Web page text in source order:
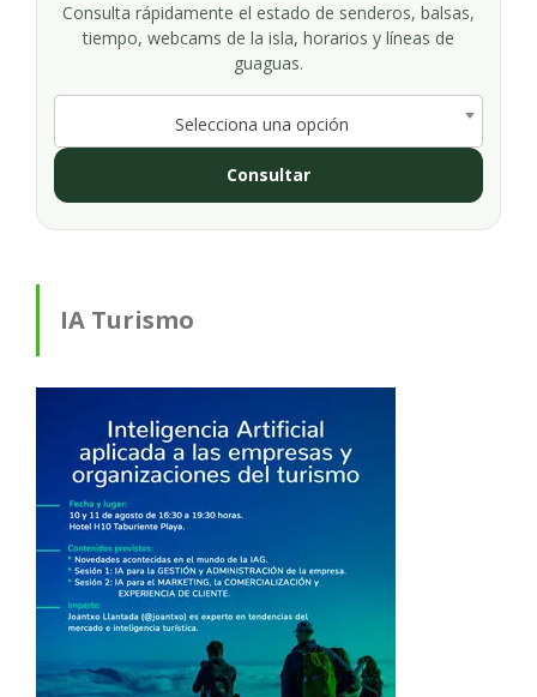
Consulta rápidamente el estado de senderos, balsas,
tiempo, webcams de la isla, horarios y líneas de
guaguas.
Selecciona una opción
Consultar
IA Turismo